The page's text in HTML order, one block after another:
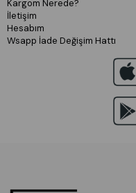
Kargom Nerede?
İletişim
Hesabım
Wsapp İade Değişim Hattı